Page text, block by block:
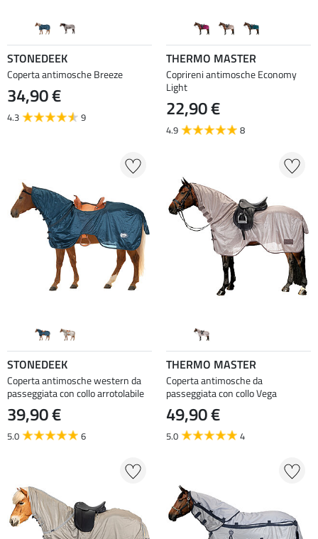
STONEDEEK
Coperta antimosche Breeze
34,90 €
4.3 9
THERMO MASTER
Coprireni antimosche Economy
Light
22,90 €
4.9 8
STONEDEEK
Coperta antimosche western da
passeggiata con collo arrotolabile
39,90 €
5.0 6
THERMO MASTER
Coperta antimosche da
passeggiata con collo Vega
49,90 €
5.0 4